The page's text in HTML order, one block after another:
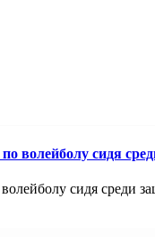
волейболу сидя
сидя среди